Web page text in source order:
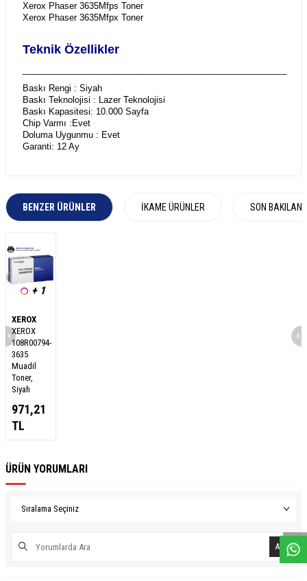
WhasappDeseHatt
Xerox Phaser 3635Mfps Toner
Xerox Phaser 3635Mfpx Toner
Teknik Özellikler
Baskı Rengi : Siyah
Baskı Teknolojisi : Lazer Teknolojisi
Baskı Kapasitesi: 10.000 Sayfa
Chip Varmı :Evet
Doluma Uygunmu : Evet
Garanti: 12 Ay
BENZER ÜRÜNLER İKAME ÜRÜNLER SON
+ 1
XEROX
XEROX
108R00794-
3635
Muadil
Toner,
Siyah
971,21
TL
ÜRÜN YORUMLARI
Ara